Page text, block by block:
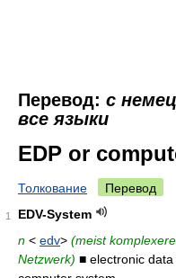
Перевод: с
все языки
EDP or
Толкование Перевод
1
EDV-System
n < edv> (meist
Netzwerk) ■ electronic